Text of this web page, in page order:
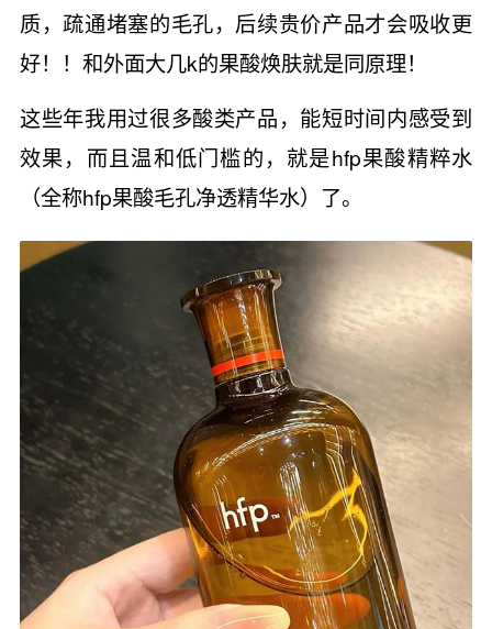
质，疏通堵塞的毛孔，后续贵价产品才会吸收更
好！！和外面大几k的果酸焕肤就是同原理！
这些年我用过很多酸类产品，能短时间内感受到
效果，而且温和低门槛的，就是hfp果酸精粹水
（全称hfp果酸毛孔净透精华水）了。